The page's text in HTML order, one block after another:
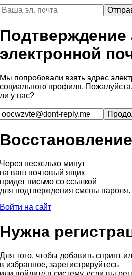
Подтверждение
электронной
Мы попробовали взять адрес
социального профиля.
ли у нас?
Через несколько минут
на ваш почтовый ящик
придет письмо со ссылкой
для подтверждения смены пароля.
Войти на сайт
Нужна
Для того, чтобы добавить спринт
в избранное, зарегистрируйтесь